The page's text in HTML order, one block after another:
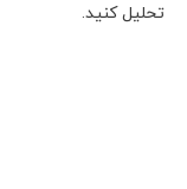
تحلیل کنید.